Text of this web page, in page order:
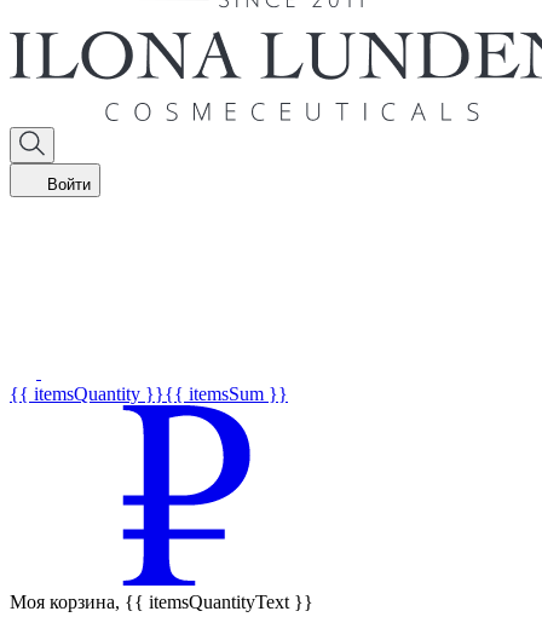
Войти
{{ itemsQuantity }}{{ itemsSum }}
Моя корзина, {{ itemsQuantityText }}